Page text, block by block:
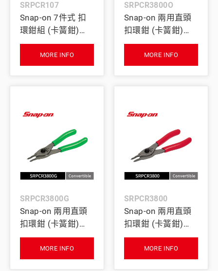
SRPCR107
Snap-on 7件式 扣
環鉗組 (卡簧鉗)
(紅)
MORE INFO
SRPCR3800O
Snap-on 兩用直頭
扣環鉗 (卡簧鉗)
(橘)
MORE INFO
SRPCR3800G
Snap-on 兩用直頭
扣環鉗 (卡簧鉗)
(綠)
MORE INFO
SRPCR3800
Snap-on 兩用直頭
扣環鉗 (卡簧鉗)
(紅)
MORE INFO